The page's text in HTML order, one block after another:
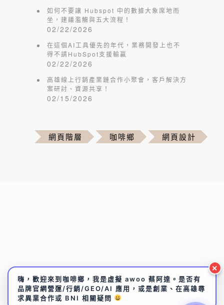
如何不要讓 Hubspot 中的數據大象席地而
坐，建議濫觴與五大流程！
02/22/2026
在這個AI工具優先的年代，業務開發上也不
得不請HubSpot支援輸贏
02/22/2026
高雄線上行銷產業鏈合作小聚會，客戶解決方
案研討、資源共享！
02/15/2026
網頁階層 咖啡鄉 網頁設計
✕
嗨，歡迎來到咖啡鄉，我是虛擬 awoo 蔡阿達。是否有
品牌官網營運/行銷/GEO/AI 應用，或是創業、在高雄尋
求異業合作或 BNI 相關疑問